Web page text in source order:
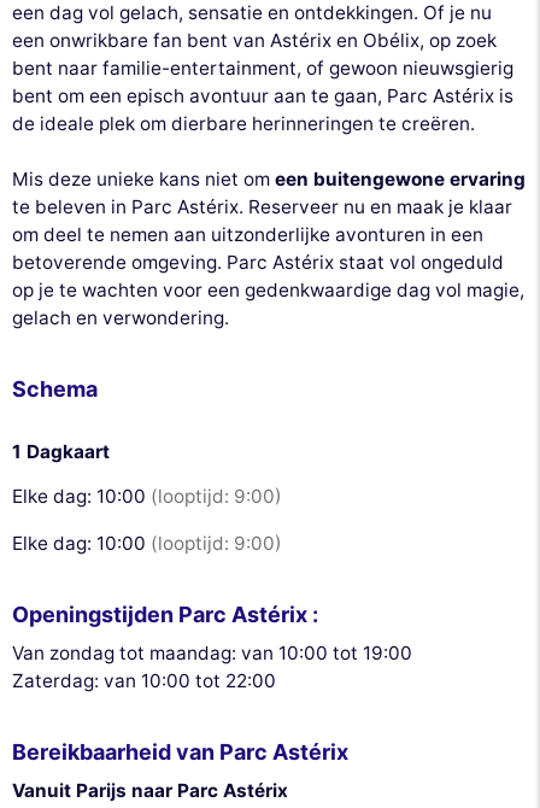
een dag vol gelach, sensatie en ontdekkingen. Of je nu
een onwrikbare fan bent van Astérix en Obélix, op zoek
bent naar familie-entertainment, of gewoon nieuwsgierig
bent om een episch avontuur aan te gaan, Parc Astérix is
de ideale plek om dierbare herinneringen te creëren.
Mis deze unieke kans niet om een buitengewone ervaring
te beleven in Parc Astérix. Reserveer nu en maak je klaar
om deel te nemen aan uitzonderlijke avonturen in een
betoverende omgeving. Parc Astérix staat vol ongeduld
op je te wachten voor een gedenkwaardige dag vol magie,
gelach en verwondering.
Schema
1 Dagkaart
Elke dag: 10:00 (looptijd: 9:00)
Elke dag: 10:00 (looptijd: 9:00)
Openingstijden Parc Astérix :
Van zondag tot maandag: van 10:00 tot 19:00
Zaterdag: van 10:00 tot 22:00
Bereikbaarheid van Parc Astérix
Vanuit Parijs naar Parc Astérix